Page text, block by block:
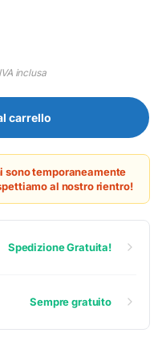
IVA inclusa
carrello
sono temporaneamente
al nostro rientro!
Spedizione Gratuita!
Sempre gratuito